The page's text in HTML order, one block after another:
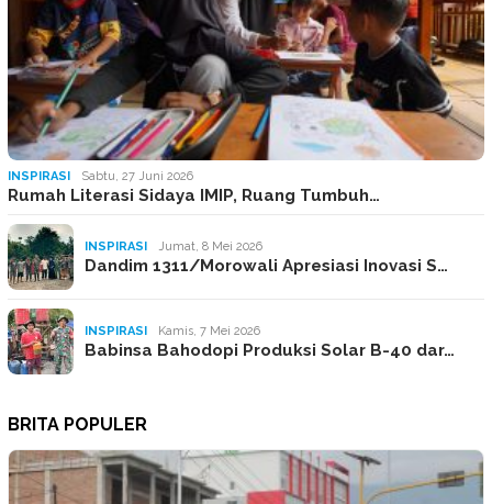
INSPIRASI Sabtu, 27 Juni 2026
Rumah Literasi Sidaya IMIP, Ruang Tumbuh…
INSPIRASI Jumat, 8 Mei 2026
Dandim 1311/Morowali Apresiasi Inovasi S…
INSPIRASI Kamis, 7 Mei 2026
Babinsa Bahodopi Produksi Solar B-40 dar…
BRITA POPULER